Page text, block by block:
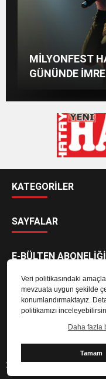
Veri politikasındaki
mevzuata uygun şekilde
konumlandırmaktayız.
politikamızı
Daha fazla
Tamam
EKİNCİLER 62 YAŞINDA: 62 YILLIK SANAYİ
MİRASI GELECEĞE TAŞINIYOR
MİLYONFEST
GÜNÜNDE“HUKUKİ
KATEGORİLER
SAYFALAR
E-BÜLTEN ABONELİĞİ
E-Bülten aboneliği ile
2024 Hatay Yeni Haber